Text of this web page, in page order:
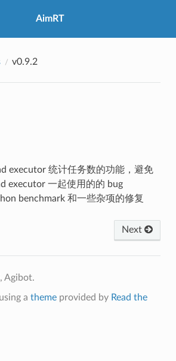
AimRT
v0.9.2
executor 统计任务数的功能，避免
executor 一起使用的的 bug
benchmark 和一些杂项的修复
Next
Agibot.
a themeprovided by Read the